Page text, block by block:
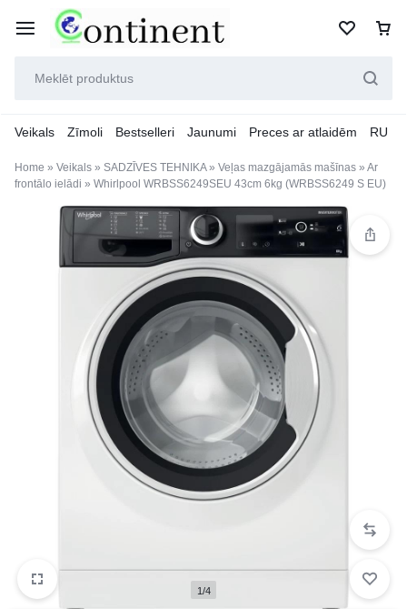
Veikals Zīmoli Bestselleri Jaunumi Preces ar atlaidēm RU
Home » Veikals » SADZĪVES TEHNIKA» Veļas mazgājamās mašīnas » Ar
frontālo ielādi » Whirlpool WRBSS6249SEU 43cm 6kg (WRBSS6249 S EU)
1/4